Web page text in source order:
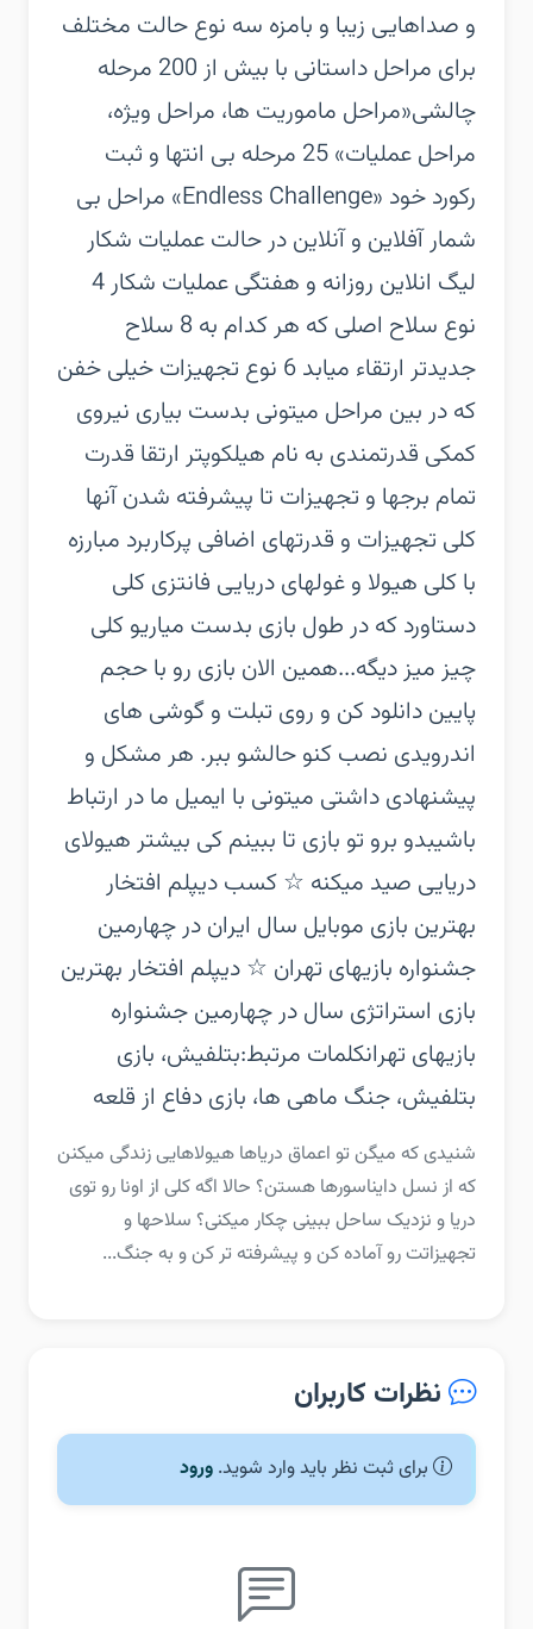
و صداهایی زیبا و بامزه‏ سه نوع حالت مختلف
برای مراحل داستانی با بیش از 200 مرحله
چالشی‏«مراحل ماموریت ها، مراحل ویژه،
مراحل عملیات»‏ 25 مرحله بی انتها و ثبت
رکورد خود «Endless Challenge»‏ مراحل بی
شمار آفلاین و آنلاین در حالت عملیات شکار‏
لیگ انلاین روزانه و هفتگی عملیات شکار‏ 4
نوع سلاح اصلی که هر کدام به 8 سلاح
جدیدتر ارتقاء میابد‏ 6 نوع تجهیزات خیلی خفن
که در بین مراحل میتونی بدست بیاری‏ نیروی
کمکی قدرتمندی به نام هیلکوپتر‏ ارتقا قدرت
تمام برجها و تجهیزات تا پیشرفته شدن آنها‏
کلی تجهیزات و قدرتهای اضافی پرکاربرد‏ مبارزه
با کلی هیولا و غولهای دریایی فانتزی‏ کلی
دستاورد که در طول بازی بدست میاری‏و کلی
چیز میز دیگه...‏همین الان بازی رو با حجم
پایین دانلود کن و روی تبلت و گوشی های
اندرویدی نصب کنو حالشو ببر. هر مشکل و
پیشنهادی داشتی میتونی با ایمیل ما در ارتباط
باشی‏بدو برو تو بازی تا ببینم کی بیشتر هیولای
دریایی صید میکنه‏ ☆ کسب دیپلم افتخار
بهترین بازی موبایل سال ایران در چهارمین
جشنواره بازیهای تهران‏ ☆ دیپلم افتخار بهترین
بازی استراتژی سال در چهارمین جشنواره
بازیهای تهران‏کلمات مرتبط:‏بتلفیش، بازی
بتلفیش، جنگ ماهی ها، بازی دفاع از قلعه
‏‏شنیدی که میگن تو اعماق دریاها هیولاهایی زندگی میکنن
که از نسل دایناسورها هستن؟ حالا اگه کلی از اونا رو توی
دریا و نزدیک ساحل ببینی چکار میکنی؟ سلاحها و
تجهیزاتت رو آماده کن و پیشرفته تر کن و به جنگ...
نظرات کاربران
برای ثبت نظر باید وارد شوید. ورود